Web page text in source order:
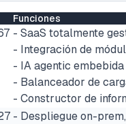
Funciones
- SaaS totalmente
- Integración de
- IA agentic
- Balanceador de
- Constructor de
- Despliegue on-